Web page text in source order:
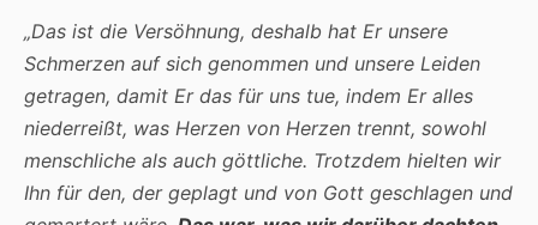
„Das ist die Versöhnung, deshalb hat Er unsere
Schmerzen auf sich genommen und unsere Leiden
getragen, damit Er das für uns tue, indem Er alles
niederreißt, was Herzen von Herzen trennt, sowohl
menschliche als auch göttliche. Trotzdem hielten wir
Ihn für den, der geplagt und von Gott geschlagen und